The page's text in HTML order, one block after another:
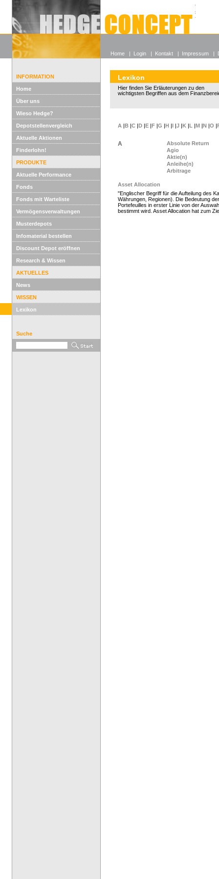
Alle
Wieso
INFORMATION
Home
Über uns
Wieso Hedge?
Depotstellenvergleich
Aktuelle Aktionen
Finderlohn!
PRODUKTE
Aktuelle Performance
Fonds
Fonds mit Warteliste
Vermögensverwaltungen
Musterdepots
Infomaterial bestellen
Discount Depot eröffnen
Research & Wissen
AKTUELLES
News
WISSEN
Lexikon
Suche
Lexikon
Hier finden Sie Erläuterungen zu den
wichtigsten Begriffen aus dem
A |B |C |D |E |F |G |H |I |J |K |L |M |N |O |
A
Absolute Return
Agio
Aktie(n)
Anleihe(n)
Arbitrage
Asset Allocation
"Englischer Begriff für die Aufteilung des
Währungen, Regionen). Die Bedeutung
Portefeuilles in erster Linie von der
bestimmt wird. Asset Allocation hat zum
Home | Login | Kontakt | Impressum |